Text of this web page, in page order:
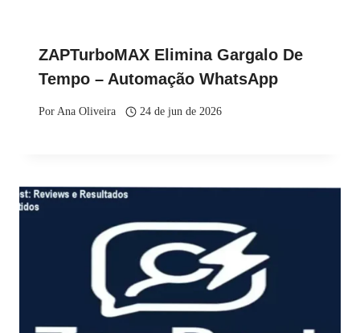
ZAPTurboMAX Elimina Gargalo De
Tempo – Automação WhatsApp
PorAna Oliveira 24 de jun de 2026